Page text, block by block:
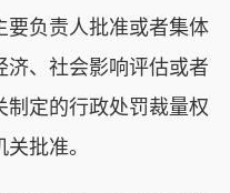
要负责人批准或者集体
、社会影响评估或者
定的行政处罚裁量权
批准。